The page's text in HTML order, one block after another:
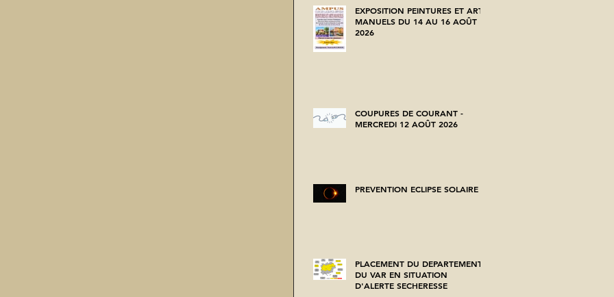
EXPOSITION PEINTURES ET ARTS
MANUELS DU 14 AU 16 AOÛT
2026
COUPURES DE COURANT -
MERCREDI 12 AOÛT 2026
PREVENTION ECLIPSE SOLAIRE
PLACEMENT DU DEPARTEMENT
DU VAR EN SITUATION
D'ALERTE SECHERESSE